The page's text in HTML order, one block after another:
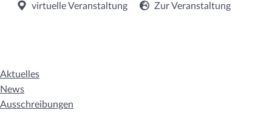
virtuelle Veranstaltung Zur Veranstaltung
Aktuelles
News
Ausschreibungen